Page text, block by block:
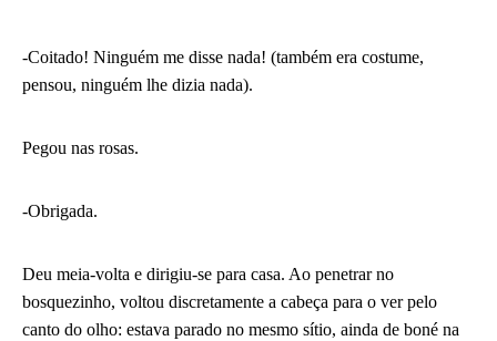
-Coitado! Ninguém me disse nada! (também era costume,
pensou, ninguém lhe dizia nada).
Pegou nas rosas.
-Obrigada.
Deu meia-volta e dirigiu-se para casa. Ao penetrar no
bosquezinho, voltou discretamente a cabeça para o ver pelo
canto do olho: estava parado no mesmo sítio, ainda de boné na